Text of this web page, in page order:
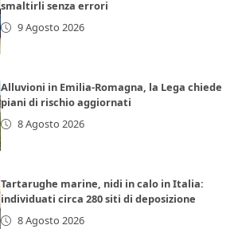
smaltirli senza errori
9 Agosto 2026
Alluvioni in Emilia-Romagna, la Lega chiede
piani di rischio aggiornati
8 Agosto 2026
Tartarughe marine, nidi in calo in Italia:
individuati circa 280 siti di deposizione
8 Agosto 2026